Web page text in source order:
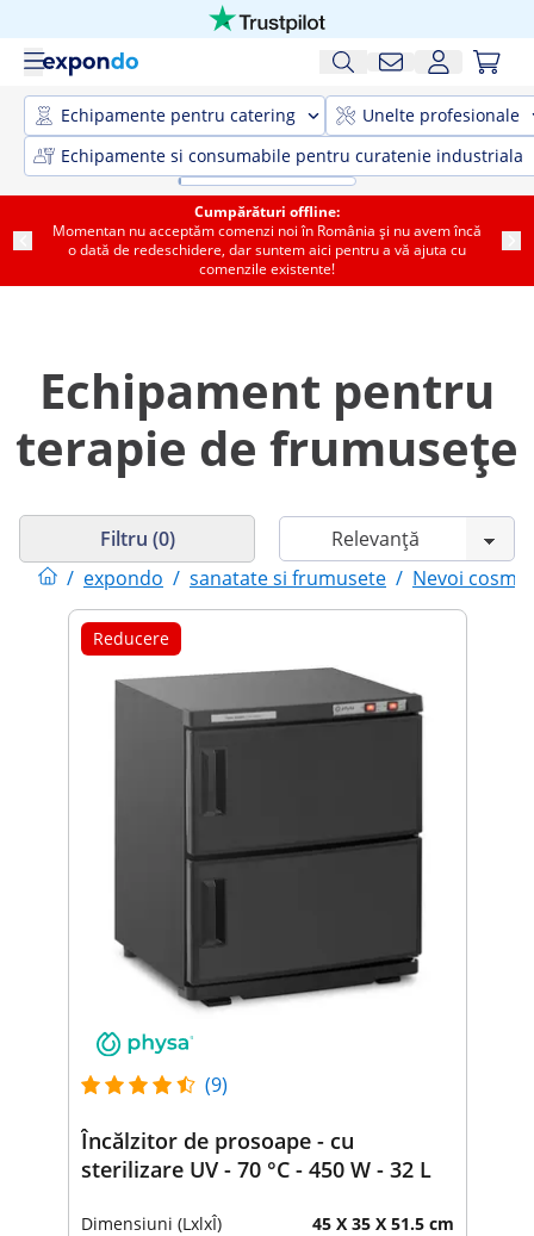
Echipamente pentru catering
Unelte profesionale
Echipamente si consumabile pentru curatenie industriala
Cumpărături offline:
Momentan nu acceptăm comenzi noi în România și nu avem încă
o dată de redeschidere, dar suntem aici pentru a vă ajuta cu
comenzile existente!
Echipament pentru
terapie de frumusețe
/ expondo / sanatate si frumusete / Nevoi
Filtru (0)
Reducere
(9)
Încălzitor de prosoape - cu
sterilizare UV - 70 °C - 450 W - 32 L
Dimensiuni (LxlxÎ) 45 X 35 X 51.5 cm